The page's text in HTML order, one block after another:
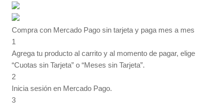
Compra con Mercado Pago sin tarjeta y paga mes a mes
1
Agrega tu producto al carrito y al momento de pagar, elige
“Cuotas sin Tarjeta” o “Meses sin Tarjeta”.
2
Inicia sesión en Mercado Pago.
3